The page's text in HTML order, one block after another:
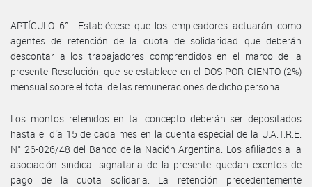
ARTÍCULO 6°.- Establécese que los empleadores actuarán como
agentes de retención de la cuota de solidaridad que deberán
descontar a los trabajadores comprendidos en el marco de la
presente Resolución, que se establece en el DOS POR CIENTO (2%)
mensual sobre el total de las remuneraciones de dicho personal.
Los montos retenidos en tal concepto deberán ser depositados
hasta el día 15 de cada mes en la cuenta especial de la U.A.T.R.E.
N° 26-026/48 del Banco de la Nación Argentina. Los afiliados a la
asociación sindical signataria de la presente quedan exentos de
pago de la cuota solidaria. La retención precedentemente